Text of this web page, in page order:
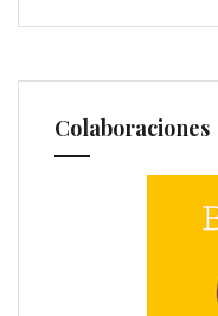
Colaboraciones